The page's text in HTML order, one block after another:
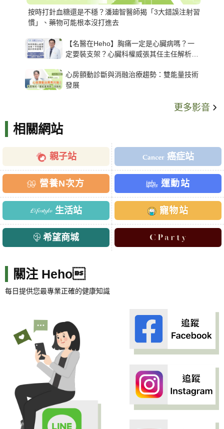
按時打針血糖還是不穩？潘廸智醫師揭「3大錯誤注射習
慣」、藥物可能根本沒打進去
【名醫在Heho】胸痛一定是心臟病嗎？一
定要裝支架？心臟科權威張其任主任解析支
心房顫動診斷與消融治療趨勢：雙能量技術
發展
更多影音
相關網站
親子站 癌症站
營養N次方 運動站
生活站 寵物站
希望商城
關注 Heho
每日提供您最專業正確的健康知識